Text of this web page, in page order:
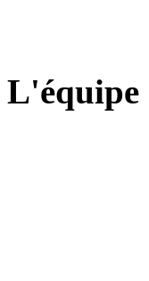
L'équipe